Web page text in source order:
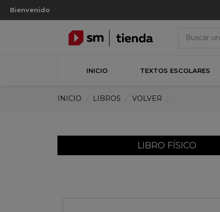
Bienvenido
INICIO TEXTOS ESCOLARES
INICIO LIBROS VOLVER
LIBRO FÍSICO